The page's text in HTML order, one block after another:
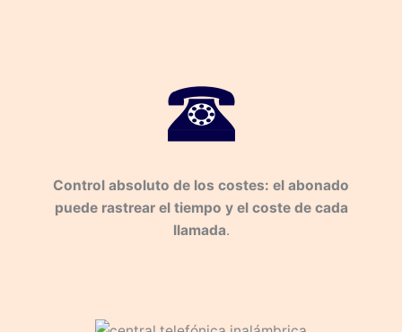
Control absoluto de los costes: el abonado
puede rastrear el tiempo y el coste de cada
llamada.